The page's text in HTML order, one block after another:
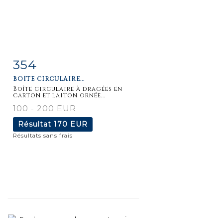
Fiche
détaillée
354
BOÎTE CIRCULAIRE...
Boîte circulaire à dragées en
carton et laiton ornée...
100 - 200 EUR
Résultat 170 EUR
Résultats sans frais